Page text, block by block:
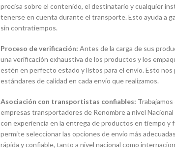
precisa sobre el contenido, el destinatario y cualquier
tenerse en cuenta durante el transporte. Esto ayuda a
sin contratiempos.
Proceso de verificación: Antes de la carga de sus
una verificación exhaustiva de los productos y los
estén en perfecto estado y listos para el envío. Esto
estándares de calidad en cada envío que realizamos.
Asociación con transportistas confiables:
empresas transportadores de Renombre a nivel
con experiencia en la entrega de productos en tiempo y
permite seleccionar las opciones de envío más
rápida y confiable, tanto a nivel nacional como